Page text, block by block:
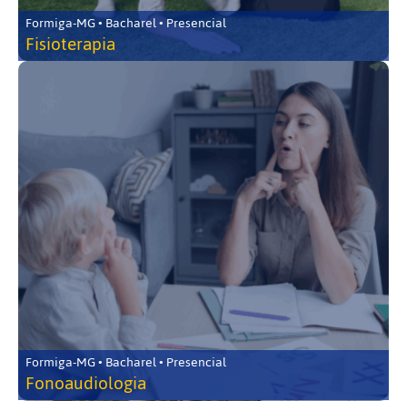
Formiga-MG • Bacharel • Presencial
Fisioterapia
Formiga-MG • Bacharel • Presencial
Fonoaudiologia